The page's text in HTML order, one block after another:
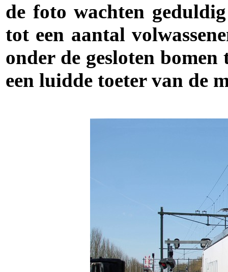
de foto wachten
tot een aantal
onder de gesloten
een luidde toeter van de